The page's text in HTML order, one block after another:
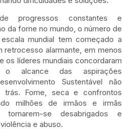
progressos constantes e
da fome no mundo, o número de
mundial tem começado a
retrocesso alarmante, em menos
os líderes mundiais concordaram
o alcance das aspirações
Sustentável não
trás. Fome, seca e confrontos
milhões de irmãos e irmãs
se desabrigados e
e abuso.